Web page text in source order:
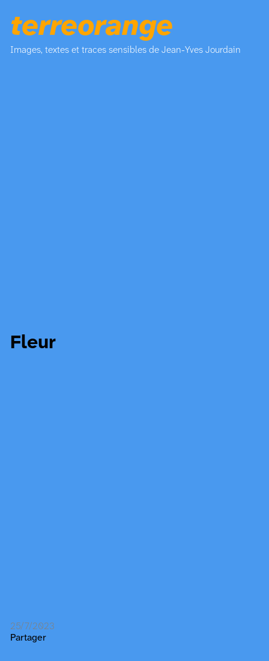
terreorange
Images, textes et traces sensibles de Jean-Yves Jourdain
Fleur
25/7/2023
Partager